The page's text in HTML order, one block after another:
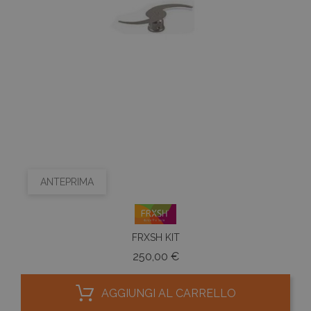
ANTEPRIMA
FRXSH KIT
250,00 €Prezzo
AGGIUNGI AL CARRELLO